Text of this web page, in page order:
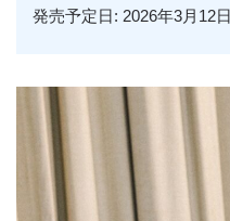
発売予定日: 2026年3月12日